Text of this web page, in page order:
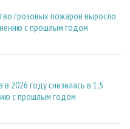
грозовых пожаров выросло
с прошлым годом
в 2026 году снизилась в 1,5
с прошлым годом